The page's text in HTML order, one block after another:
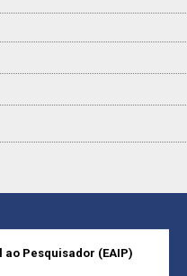
Pesquisador (EAIP)